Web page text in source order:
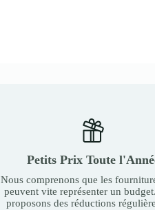
Petits Prix Toute
Nous comprenons que les
peuvent vite représenter un
proposons des réductions